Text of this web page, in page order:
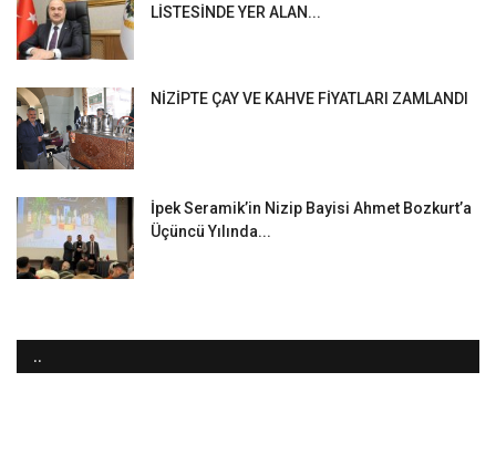
LİSTESİNDE YER ALAN...
NİZİPTE ÇAY VE KAHVE FİYATLARI ZAMLANDI
İpek Seramik’in Nizip Bayisi Ahmet Bozkurt’a
Üçüncü Yılında...
..